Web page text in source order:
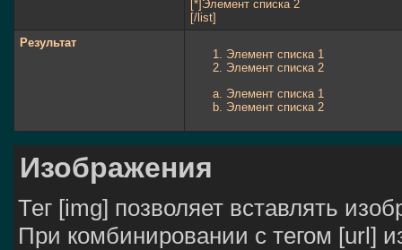
[*]Элемент списка 2
[/list]
Результат
Элемент списка 1
Элемент списка 2
Элемент списка 1
Элемент списка 2
Изображения
Тег [img] позволяет вставлять
При комбинировании с тегом [url]